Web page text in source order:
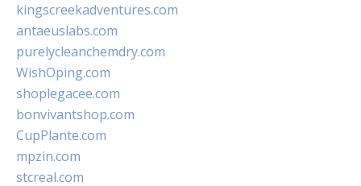
kingscreekadventures.com
antaeuslabs.com
purelycleanchemdry.com
WishOping.com
shoplegacee.com
bonvivantshop.com
CupPlante.com
mpzin.com
stcreal.com